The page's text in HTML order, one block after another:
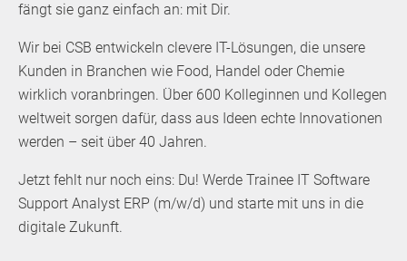
fängt sie ganz einfach an: mit Dir.
Wir bei CSB entwickeln clevere IT-Lösungen, die unsere
Kunden in Branchen wie Food, Handel oder Chemie
wirklich voranbringen. Über 600 Kolleginnen und Kollegen
weltweit sorgen dafür, dass aus Ideen echte Innovationen
werden – seit über 40 Jahren.
Jetzt fehlt nur noch eins: Du! Werde Trainee IT Software
Support Analyst ERP (m/w/d) und starte mit uns in die
digitale Zukunft.